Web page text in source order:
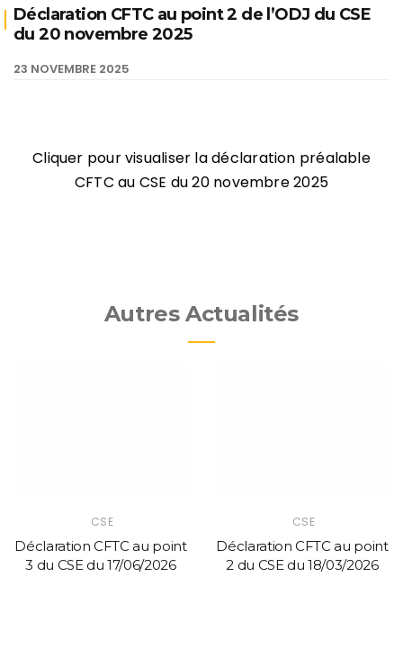
Déclaration CFTC au point 2 de l’ODJ du CSE
du 20 novembre 2025
23 NOVEMBRE 2025
Cliquer pour visualiser la déclaration préalable
CFTC au CSE du 20 novembre 2025
Autres Actualités
CSE
Déclaration CFTC au point
3 du CSE du 17/06/2026
CSE
Déclaration CFTC au point
2 du CSE du 18/03/2026